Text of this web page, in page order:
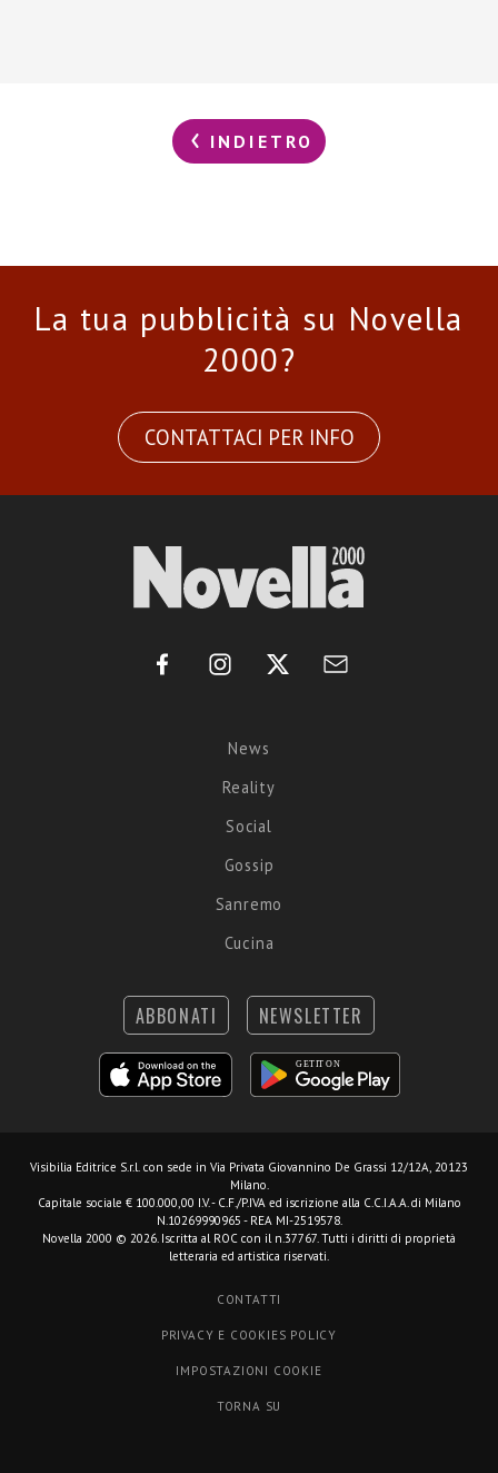
INDIETRO
La tua pubblicità su Novella
2000?
CONTATTACI PER INFO
News
Reality
Social
Gossip
Sanremo
Cucina
ABBONATI NEWSLETTER
Visibilia Editrice S.r.l. con sede in Via Privata Giovannino De Grassi 12/12A, 20123
Milano.
Capitale sociale € 100.000,00 I.V. - C.F./P.IVA ed iscrizione alla C.C.I.A.A. di Milano
N.10269990965 - REA MI-2519578.
Novella 2000 © 2026. Iscritta al ROC con il n.37767. Tutti i diritti di proprietà
letteraria ed artistica riservati.
CONTATTI
PRIVACY E COOKIES POLICY
IMPOSTAZIONI COOKIE
TORNA SU